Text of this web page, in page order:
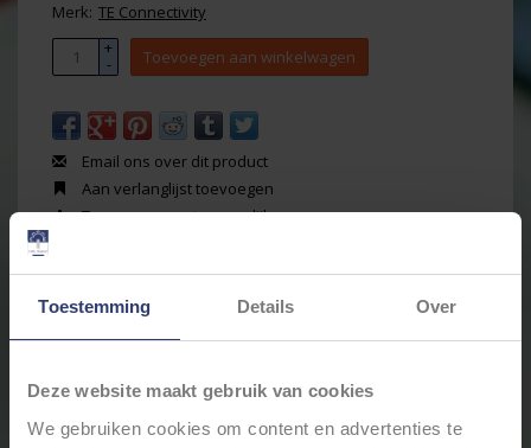
Toestemming Details Over
Deze website maakt gebruik van cookies
We gebruiken cookies om content en advertenties te
Merk: TE Connectivity
+
- Toevoegen aan winkelwagen
Email ons over dit product
Aan verlanglijst toevoegen
Toevoegen om te vergelijken
Informatie (0)
lamelvoet en pin bevestiging voor Deutsch DT